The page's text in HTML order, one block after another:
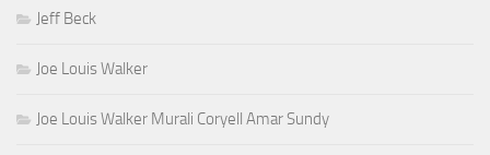
Jeff Beck
Joe Louis Walker
Joe Louis Walker Murali Coryell Amar Sundy